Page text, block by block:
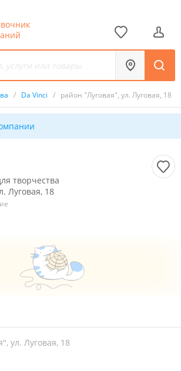
/ Da Vinci / район "Луговая", ул. Луговая, 18
творчества
Луговая, 18
ул. Луговая, 18